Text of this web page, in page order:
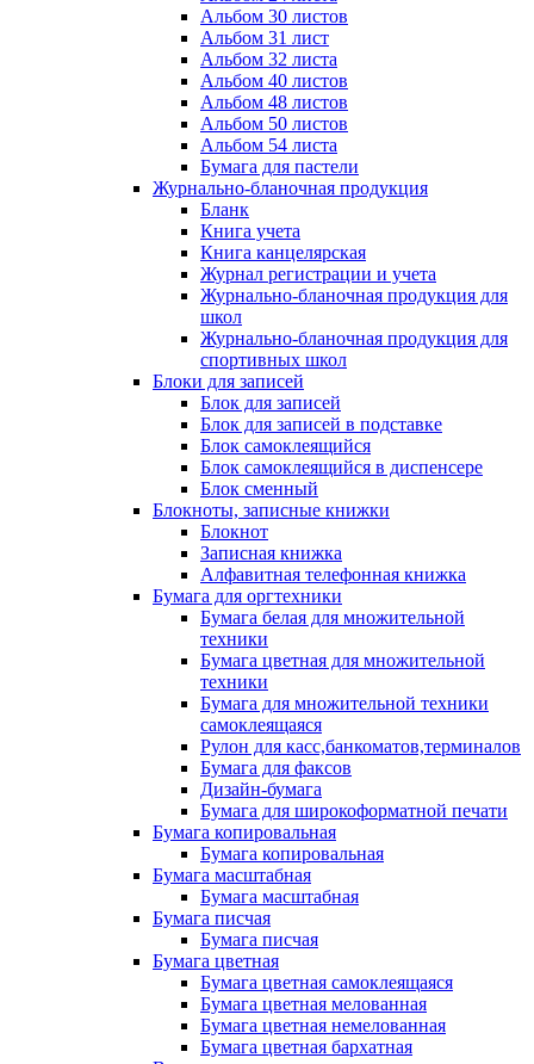
Альбом 30 листов
Альбом 31 лист
Альбом 32 листа
Альбом 40 листов
Альбом 48 листов
Альбом 50 листов
Альбом 54 листа
Бумага для пастели
Журнально-бланочная продукция
Бланк
Книга учета
Книга канцелярская
Журнал регистрации и учета
Журнально-бланочная продукция для
школ
Журнально-бланочная продукция для
спортивных школ
Блоки для записей
Блок для записей
Блок для записей в подставке
Блок самоклеящийся
Блок самоклеящийся в диспенсере
Блок сменный
Блокноты, записные книжки
Блокнот
Записная книжка
Алфавитная телефонная книжка
Бумага для оргтехники
Бумага белая для множительной
техники
Бумага цветная для множительной
техники
Бумага для множительной техники
самоклеящаяся
Рулон для касс,банкоматов,терминалов
Бумага для факсов
Дизайн-бумага
Бумага для широкоформатной печати
Бумага копировальная
Бумага копировальная
Бумага масштабная
Бумага масштабная
Бумага писчая
Бумага писчая
Бумага цветная
Бумага цветная самоклеящаяся
Бумага цветная мелованная
Бумага цветная немелованная
Бумага цветная бархатная